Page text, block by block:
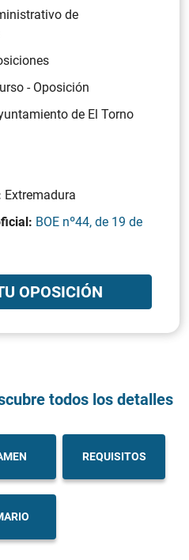
de
- Oposición
de El Torno
Extremadura
BOE nº44, de 19 de
OPOSICIÓN
todos los detalles
REQUISITOS